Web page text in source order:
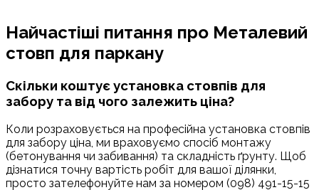
Найчастіші питання про Металевий
стовп для паркану
Скільки коштує установка стовпів для
забору та від чого залежить ціна?
Коли розраховується на професійна установка стовпів
для забору ціна, ми враховуємо спосіб монтажу
(бетонування чи забивання) та складність ґрунту. Щоб
дізнатися точну вартість робіт для вашої ділянки,
просто зателефонуйте нам за номером (098) 491-15-15